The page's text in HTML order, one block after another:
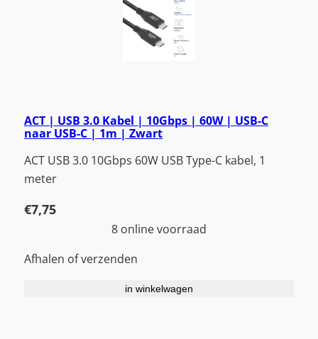
ACT | USB 3.0 Kabel | 10Gbps | 60W | USB-C
naar USB-C | 1m | Zwart
ACT USB 3.0 10Gbps 60W USB Type-C kabel, 1
meter
€7,75
8 online voorraad
Afhalen of verzenden
in winkelwagen